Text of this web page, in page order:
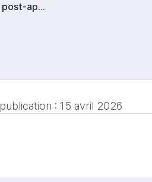
Modifications post‑approbation des médicaments
: 15 avril 2026